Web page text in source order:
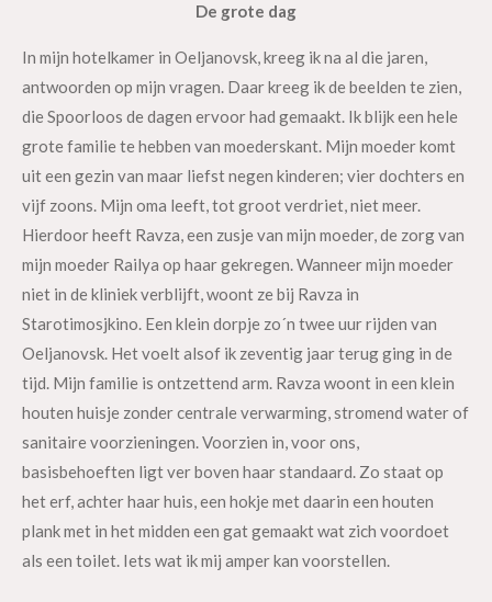
De grote dag
In mijn hotelkamer in Oeljanovsk, kreeg ik na al die jaren,
antwoorden op mijn vragen. Daar kreeg ik de beelden te zien,
die Spoorloos de dagen ervoor had gemaakt. Ik blijk een hele
grote familie te hebben van moederskant. Mijn moeder komt
uit een gezin van maar liefst negen kinderen; vier dochters en
vijf zoons. Mijn oma leeft, tot groot verdriet, niet meer.
Hierdoor heeft Ravza, een zusje van mijn moeder, de zorg van
mijn moeder Railya op haar gekregen. Wanneer mijn moeder
niet in de kliniek verblijft, woont ze bij Ravza in
Starotimosjkino. Een klein dorpje zo´n twee uur rijden van
Oeljanovsk. Het voelt alsof ik zeventig jaar terug ging in de
tijd. Mijn familie is ontzettend arm. Ravza woont in een klein
houten huisje zonder centrale verwarming, stromend water of
sanitaire voorzieningen. Voorzien in, voor ons,
basisbehoeften ligt ver boven haar standaard. Zo staat op
het erf, achter haar huis, een hokje met daarin een houten
plank met in het midden een gat gemaakt wat zich voordoet
als een toilet. Iets wat ik mij amper kan voorstellen.